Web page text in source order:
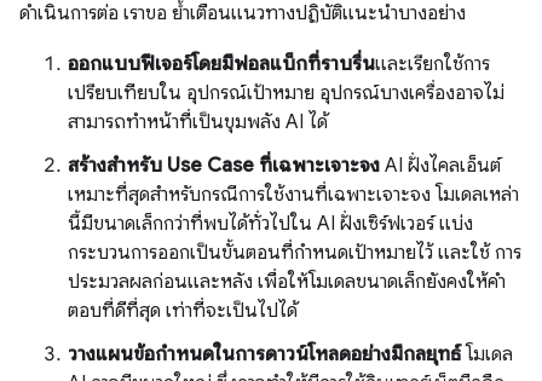
ดำเนินการต่อ เราขอ ย้ำเตือนแนวทางปฏิบัติแนะนำบางอย่าง
ออกแบบฟีเจอร์โดยมีฟอลแบ็กที่ราบรื่นและเรียกใช้การ
เปรียบเทียบใน อุปกรณ์เป้าหมาย อุปกรณ์บางเครื่องอาจไม่
สามารถทำหน้าที่เป็นขุมพลัง AI ได้
สร้างสำหรับ Use Case ที่เฉพาะเจาะจง AI ฝั่งไคลเอ็นต์
เหมาะที่สุดสำหรับกรณีการใช้งานที่เฉพาะเจาะจง โมเดลเหล่า
นี้มีขนาดเล็กกว่าที่พบได้ทั่วไปใน AI ฝั่งเซิร์ฟเวอร์ แบ่ง
กระบวนการออกเป็นขั้นตอนที่กำหนดเป้าหมายไว้ และใช้ การ
ประมวลผลก่อนและหลัง เพื่อให้โมเดลขนาดเล็กยังคงให้คำ
ตอบที่ดีที่สุด เท่าที่จะเป็นไปได้
วางแผนข้อกำหนดในการดาวน์โหลดอย่างมีกลยุทธ์โมเดล